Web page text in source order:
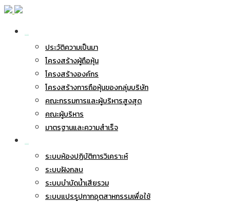
ประวัติความเป็นมา
โครงสร้างผู้ถือหุ้น
โครงสร้างองค์กร
โครงสร้างการถือหุ้นของกลุ่มบริษัท
คณะกรรมการและผู้บริหารสูงสุด
คณะผู้บริหาร
มาตรฐานและความสำเร็จ
ระบบห้องปฏิบัติการวิเคราะห์
ระบบฝังกลบ
ระบบบำบัดน้ำเสียรวม
ระบบแปรรูปกากอุตสาหกรรมเพื่อใช้